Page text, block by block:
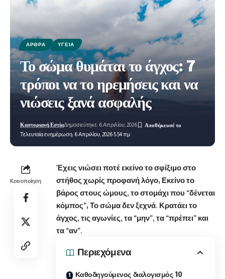
ΆΡΘΡΑ ΥΓΕΊΑ
Το σώμα θυμάται το άγχος: 7
τρόποι να το ηρεμήσεις και να
νιώσεις ξανά ασφαλής
Τελευταία ενημέρωση: 6 Απριλίου, 2026 5:54 πμ
Καστοριανή ΕστίαΔημοσιεύτηκε: 6 Απριλίου, 2026
Κοινοποίηση
Έχεις νιώσει ποτέ εκείνο το σφίξιμο στο
στήθος χωρίς προφανή λόγο; Εκείνο το
βάρος στους ώμους, το στομάχι που “δένεται
κόμπος”; Το σώμα δεν ξεχνά. Κρατάει το
άγχος, τις αγωνίες, τα “μην”, τα “πρέπει” και
τα “αν”.
Περιεχόμενα
Καθοδηγούμενος διαλογισμός 10